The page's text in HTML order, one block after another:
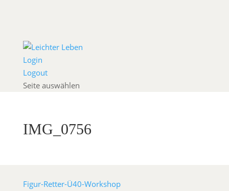
Login
Logout
Seite auswählen
IMG_0756
Figur-Retter-Ü40-Workshop